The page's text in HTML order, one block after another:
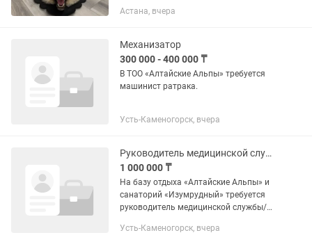
м, огромный АРЛАН Тик-ток: Orda_shop
Инстаграм: Также смотрите мои другие
Астана, вчера
Механизатор
300 000 - 400 000 ₸
В ТОО «Алтайские Альпы» требуется
машинист ратрака.
Усть-Каменогорск, вчера
Руководитель медицинской службы
1 000 000 ₸
На базу отдыха «Алтайские Альпы» и
санаторий «Изумрудный» требуется
руководитель медицинской службы/
000 000 тг в месяц.
Усть-Каменогорск, вчера